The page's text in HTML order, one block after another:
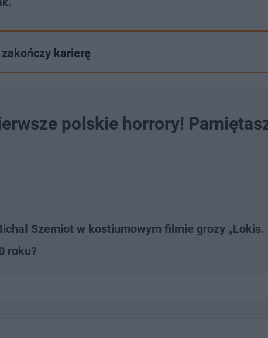
zakończy karierę
polskie horrory!
Szemiot w kostiumowym filmie grozy „Lokis.
roku?